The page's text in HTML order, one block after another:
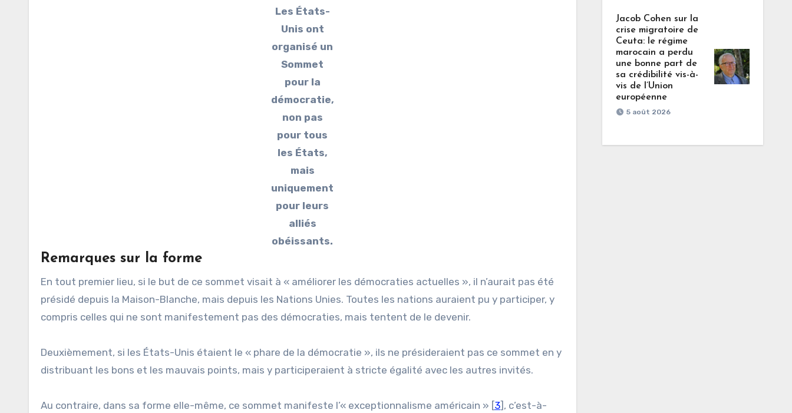
Les États-
Unis ont
organisé un
Sommet
pour la
démocratie,
non pas
pour tous
les États,
mais
uniquement
pour leurs
alliés
obéissants.
Remarques sur la forme
En tout premier lieu, si le but de ce sommet visait à « améliorer les démocraties actuelles », il n’aurait pas été
présidé depuis la Maison-Blanche, mais depuis les Nations Unies. Toutes les nations auraient pu y participer, y
compris celles qui ne sont manifestement pas des démocraties, mais tentent de le devenir.
Deuxièmement, si les États-Unis étaient le « phare de la démocratie », ils ne présideraient pas ce sommet en y
distribuant les bons et les mauvais points, mais y participeraient à stricte égalité avec les autres invités.
Au contraire, dans sa forme elle-même, ce sommet manifeste l’« exceptionnalisme américain » [3], c’est-à-
Jacob Cohen sur la
crise migratoire de
Ceuta: le régime
marocain a perdu
une bonne part de
sa crédibilité vis-à-
vis de l’Union
européenne
5 août 2026